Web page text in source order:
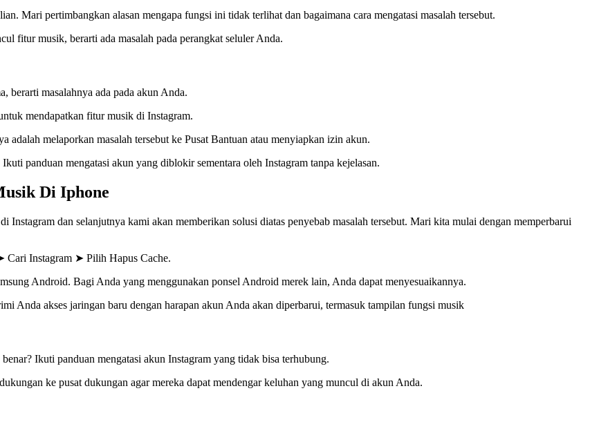
Mari pertimbangkan alasan mengapa fungsi ini tidak terlihat dan bagaimana cara mengatasi masalah tersebut.
fitur musik, berarti ada masalah pada perangkat seluler Anda.
berarti masalahnya ada pada akun Anda.
mendapatkan fitur musik di Instagram.
melaporkan masalah tersebut ke Pusat Bantuan atau menyiapkan izin akun.
panduan mengatasi akun yang diblokir sementara oleh Instagram tanpa kejelasan.
Di Iphone
dan selanjutnya kami akan memberikan solusi diatas penyebab masalah tersebut. Mari kita mulai dengan memperbarui
Cari Instagram ➤ Pilih Hapus Cache.
Android. Bagi Anda yang menggunakan ponsel Android merek lain, Anda dapat menyesuaikannya.
Anda akses jaringan baru dengan harapan akun Anda akan diperbarui, termasuk tampilan fungsi musik
Ikuti panduan mengatasi akun Instagram yang tidak bisa terhubung.
ke pusat dukungan agar mereka dapat mendengar keluhan yang muncul di akun Anda.